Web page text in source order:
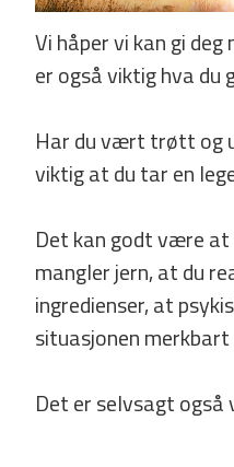
Vi håper vi kan gi
er også viktig hva du
Har du vært trøtt og
viktig at du tar en
Det kan godt være
mangler jern, at du
ingredienser, at
situasjonen merkbart
Det er selvsagt også